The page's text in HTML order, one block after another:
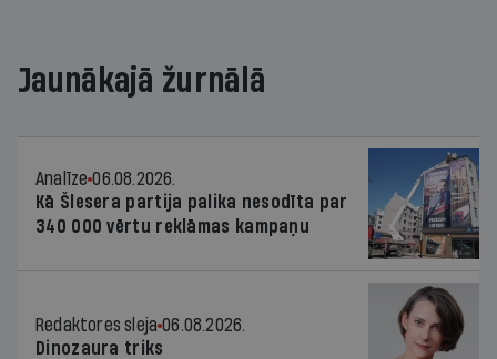
Jaunākajā žurnālā
Analīze 06.08.2026.
Kā Šlesera partija palika nesodīta par
340 000 vērtu reklāmas kampaņu
Redaktores sleja 06.08.2026.
Dinozaura triks